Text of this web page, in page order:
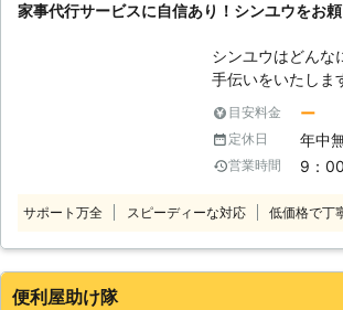
かかりません 相談だけでもＯｋで
★★★★★ 仕事でつ
濯・料理ができない →料理が得意
利用頂くと生活が
衣替えがしたいけ
家事代行サービスに自信あり！シンユウをお頼
シンユウはどんな
手伝いをいたしま
中で「ちょっとし
き、ありませんか
ときの買い物や、
動、テレビや電気
とが手に負えない
目安料金 ー
定休日 年中
営業時間 9：
サポート万全 スピーディーな対応 低価格で丁
便利屋助け隊